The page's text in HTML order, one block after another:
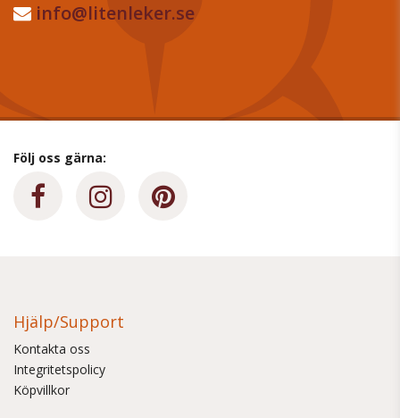
info@litenleker.se
Följ oss gärna:
Hjälp/Support
Kontakta oss
Integritetspolicy
Köpvillkor